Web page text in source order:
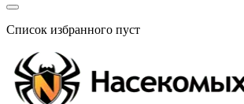
Список избранного пуст